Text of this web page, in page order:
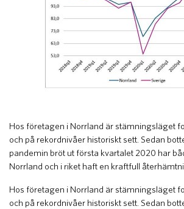
Hos företagen i Norrland är stämningsläget
och på rekordnivåer historiskt sett. Sedan
pandemin bröt ut första kvartalet 2020 har
Norrland och i riket haft en kraftfull
Hos företagen i Norrland är stämningsläget
och på rekordnivåer historiskt sett. Sedan